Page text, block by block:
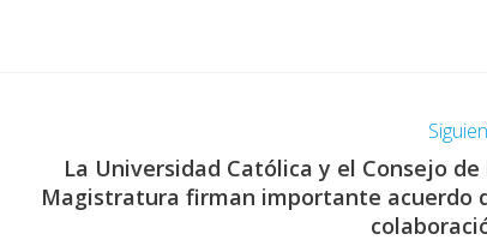
La Universidad Católica y el Consejo de
Magistratura firman importante acuerdo